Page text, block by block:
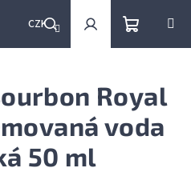
CZK
Hledat PřihlášeníNákupní
košík
Royal
voda
50 ml